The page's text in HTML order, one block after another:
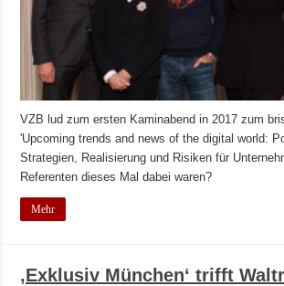
VZB lud zum ersten Kaminabend in 2017 zum
'Upcoming trends and news of the digital world:
Strategien, Realisierung und Risiken für
Referenten dieses Mal dabei waren?
Mehr
‚Exklusiv München‘ trifft